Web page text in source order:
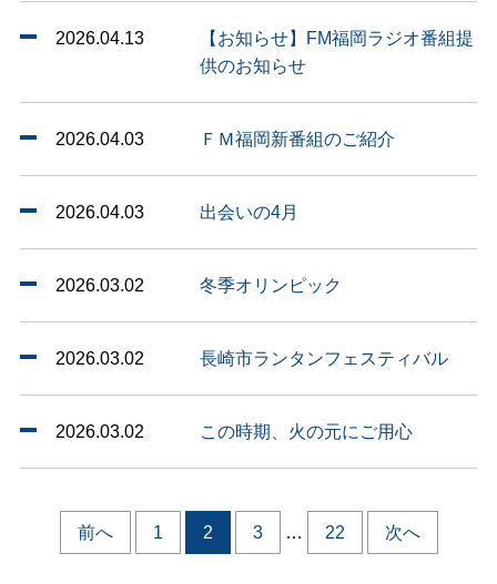
2026.04.13
【お知らせ】FM福岡ラジオ番組提
供のお知らせ
2026.04.03 ＦＭ福岡新番組のご紹介
2026.04.03 出会いの4月
2026.03.02 冬季オリンピック
2026.03.02 長崎市ランタンフェスティバル
2026.03.02 この時期、火の元にご用心
前へ 1 2 3 … 22 次へ